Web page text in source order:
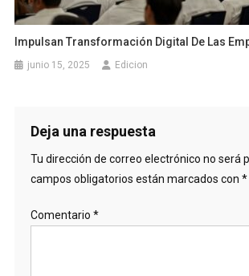
Impulsan Transformación Digital De Las
junio 15, 2025 Edicion
Deja una respuesta
Tu dirección de correo electrónico no será
campos obligatorios están marcados con *
Comentario *